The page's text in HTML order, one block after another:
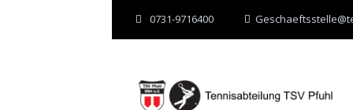
0731-9716400